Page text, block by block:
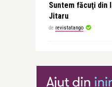
Suntem făcuţi din
Jitaru
de revistatango